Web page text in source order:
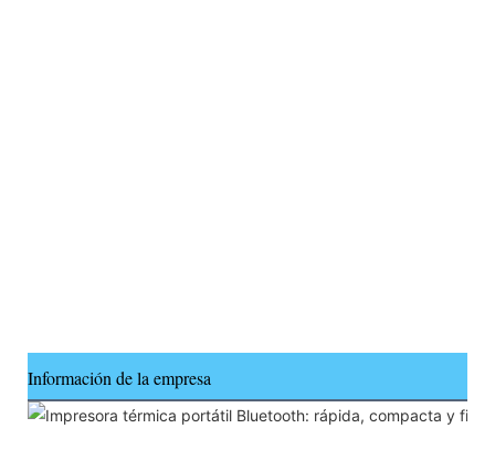
Información de la empresa